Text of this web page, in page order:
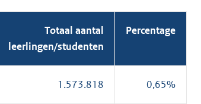
Totaal aantal
leerlingen/studenten
Percentage
1.573.818 0,65%